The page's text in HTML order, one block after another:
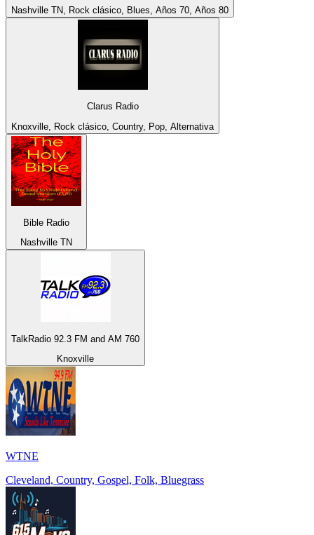
Nashville TN, Rock clásico, Blues, Años 70, Años 80
Clarus Radio
Knoxville, Rock clásico, Country, Pop, Alternativa
Bible Radio
Nashville TN
TalkRadio 92.3 FM and AM 760
Knoxville
WTNE
Cleveland, Country, Gospel, Folk, Bluegrass